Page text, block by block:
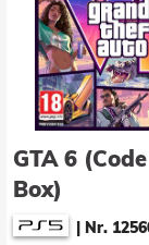
GTA 6
Box)
| Nr.